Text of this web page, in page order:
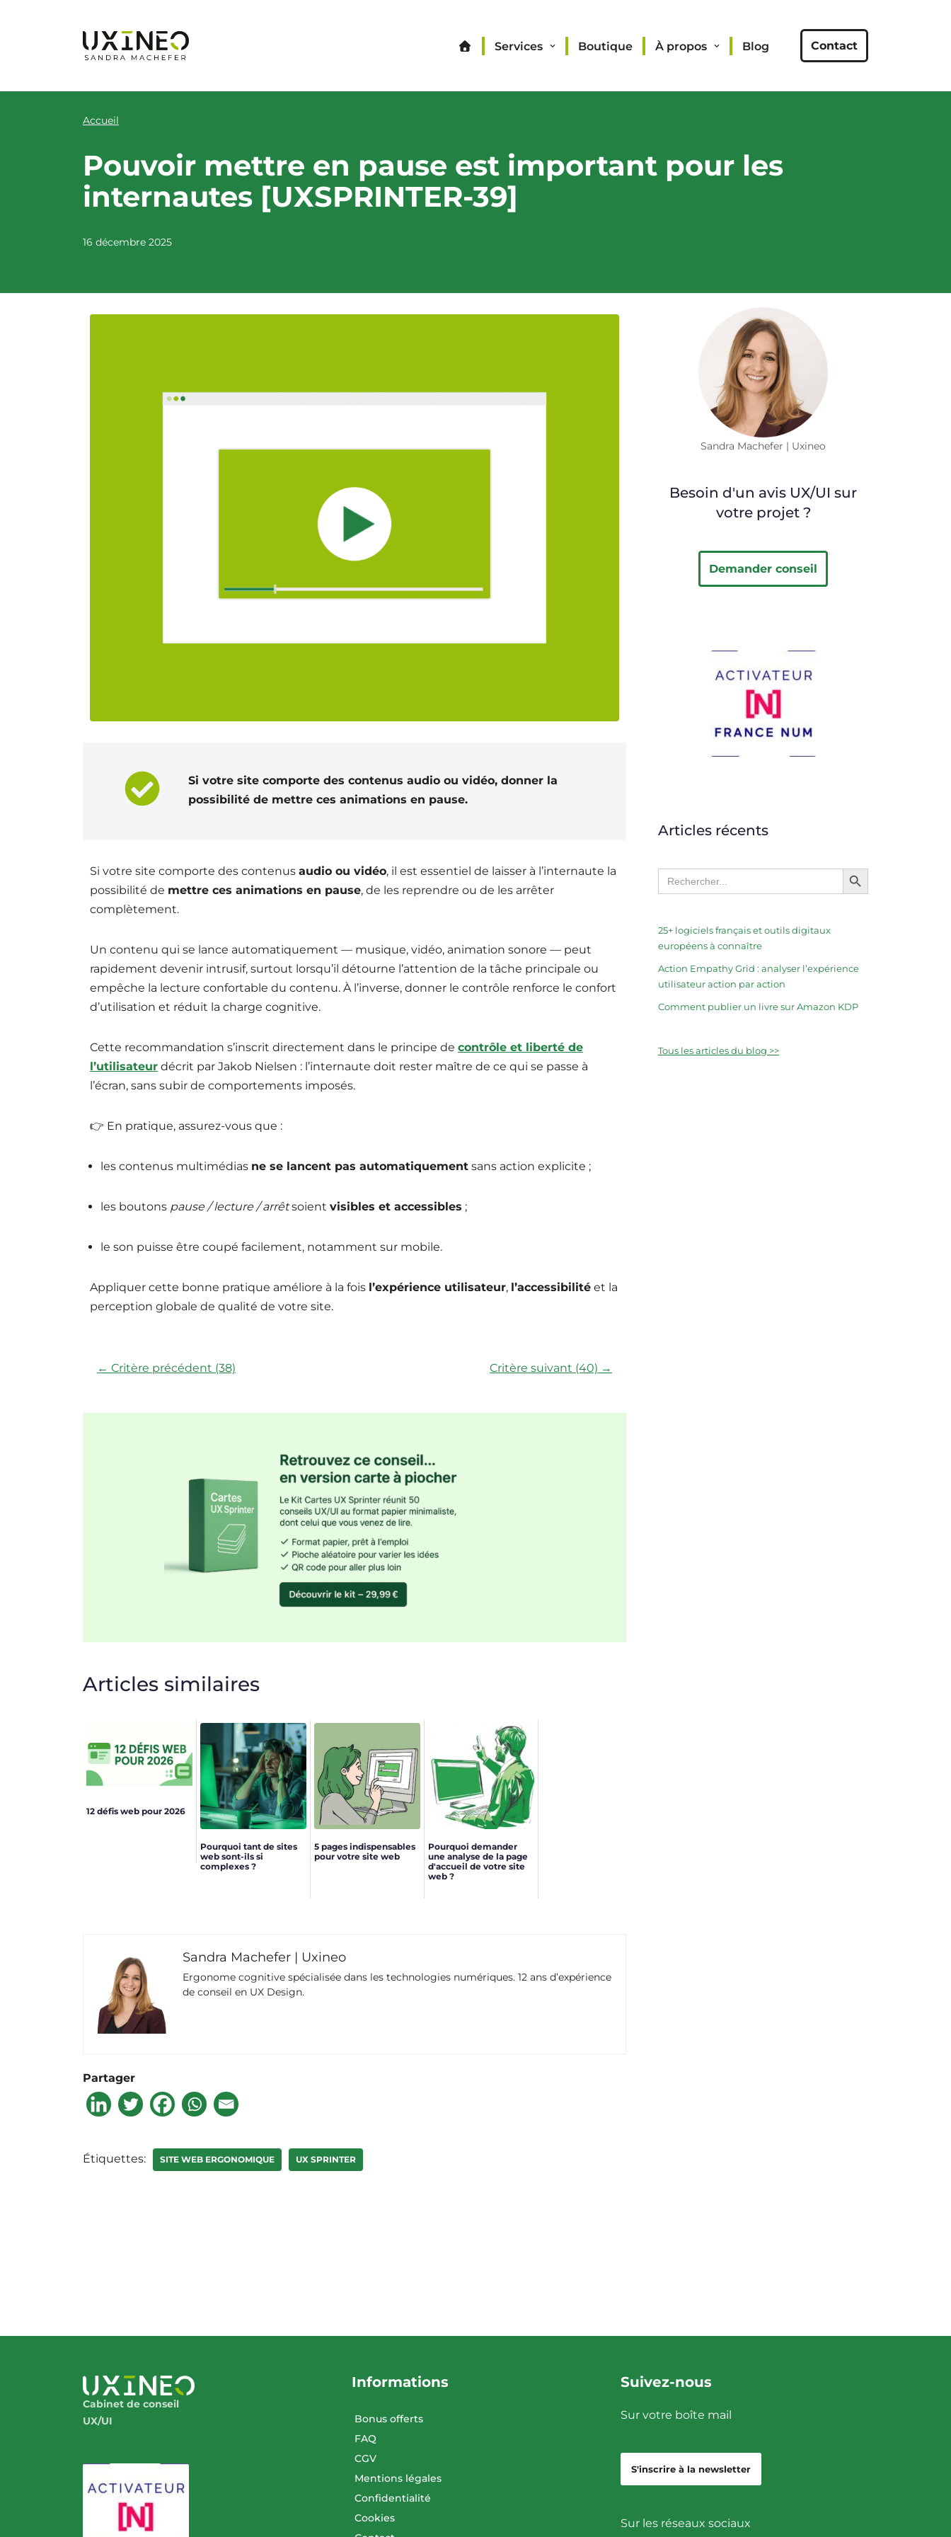
Services Boutique À propos Blog Contact
Accueil
Pouvoir mettre en pause est important pour les
internautes [UXSPRINTER-39]
16 décembre 2025
Si votre site comporte des contenus audio ou vidéo, donner la
possibilité de mettre ces animations en pause.
Si votre site comporte des contenus audio ou vidéo, il est essentiel de laisser à l’internaute la
possibilité de mettre ces animations en pause, de les reprendre ou de les arrêter
complètement.
Un contenu qui se lance automatiquement — musique, vidéo, animation sonore — peut
rapidement devenir intrusif, surtout lorsqu’il détourne l’attention de la tâche principale ou
empêche la lecture confortable du contenu. À l’inverse, donner le contrôle renforce le confort
d’utilisation et réduit la charge cognitive.
Cette recommandation s’inscrit directement dans le principe de contrôle et liberté de
l’utilisateur décrit par Jakob Nielsen : l’internaute doit rester maître de ce qui se passe à
l’écran, sans subir de comportements imposés.
👉 En pratique, assurez-vous que :
les contenus multimédias ne se lancent pas automatiquement sans action explicite ;
les boutons pause / lecture / arrêtsoient visibles et accessibles ;
le son puisse être coupé facilement, notamment sur mobile.
Appliquer cette bonne pratique améliore à la fois l’expérience utilisateur, l’accessibilité et la
perception globale de qualité de votre site.
← Critère précédent (38) Critère suivant (40) →
Articles similaires
12 défis web pour 2026
Pourquoi tant de sites
web sont-ils si
complexes ?
5 pages indispensables
pour votre site web
Pourquoi demander
une analyse de la page
d'accueil de votre site
web ?
Sandra Machefer | Uxineo
Ergonome cognitive spécialisée dans les technologies numériques. 12 ans d’expérience
de conseil en UX Design.
Partager
Étiquettes: SITE WEB ERGONOMIQUE UX SPRINTER
Sandra Machefer | Uxineo
Besoin d'un avis UX/UI sur
votre projet ?
Demander conseil
Articles récents
Search
for:
Search Button
25+ logiciels français et outils digitaux
européens à connaître
Action Empathy Grid : analyser l’expérience
utilisateur action par action
Comment publier un livre sur Amazon KDP
Tous les articles du blog >>
Cabinet de conseil
UX/UI
Informations
Bonus offerts
FAQ
CGV
Mentions légales
Confidentialité
Cookies
Suivez-nous
Sur votre boîte mail
S'inscrire à la newsletter
Sur les réseaux sociaux